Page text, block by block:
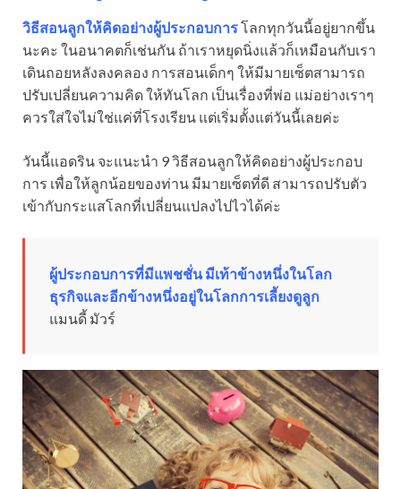
วิธีสอนลูกให้คิดอย่างผู้ประกอบการโลกทุกวันนี้อยู่ยากขึ้น
นะคะ ในอนาคตก็เช่นกัน ถ้าเราหยุดนิ่งแล้วก็เหมือนกับเรา
เดินถอยหลังลงคลอง การสอนเด็กๆ ให้มีมายเซ็ตสามารถ
ปรับเปลี่ยนความคิด ให้ทันโลก เป็นเรื่องที่พ่อ แม่อย่างเราๆ
ควรใส่ใจไม่ใช่แค่ที่โรงเรียน แต่เริ่มตั้งแต่วันนี้เลยค่ะ
วันนี้แอดริน จะแนะนำ 9 วิธีสอนลูกให้คิดอย่างผู้ประกอบ
การ เพื่อให้ลูกน้อยของท่าน มีมายเซ็ตที่ดี สามารถปรับตัว
เข้ากับกระแสโลกที่เปลี่ยนแปลงไปไวได้ค่ะ
ผู้ประกอบการที่มีแพชชั่น มีเท้าข้างหนึ่งในโลก
ธุรกิจและอีกข้างหนึ่งอยู่ในโลกการเลี้ยงดูลูก
แมนดี้ มัวร์